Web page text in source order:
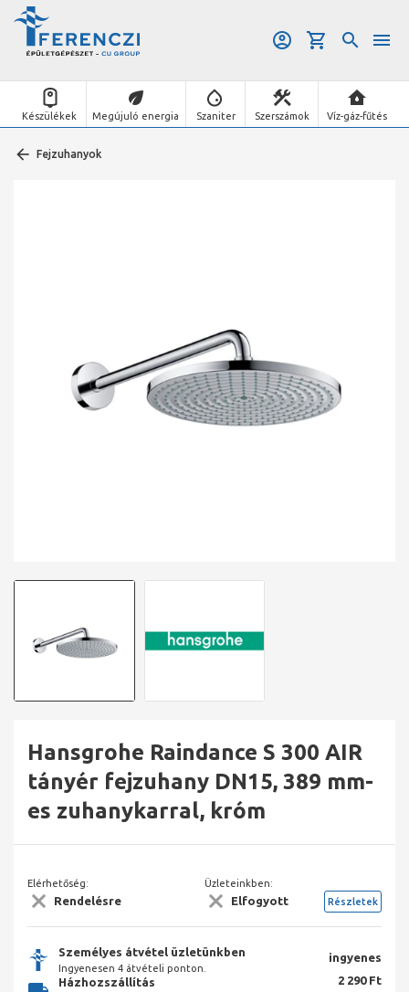
Készülékek Megújuló energia Szaniter Szerszámok Víz-gáz-fűtés
Fejzuhanyok
Hansgrohe Raindance S 300 AIR
tányér fejzuhany DN15, 389 mm-
es zuhanykarral, króm
Elérhetőség:
Rendelésre
Üzleteinkben:
Elfogyott Részletek
Személyes átvétel üzletünkben
Ingyenesen 4 átvételi ponton.
ingyenes
Házhozszállítás
2 290 Ft